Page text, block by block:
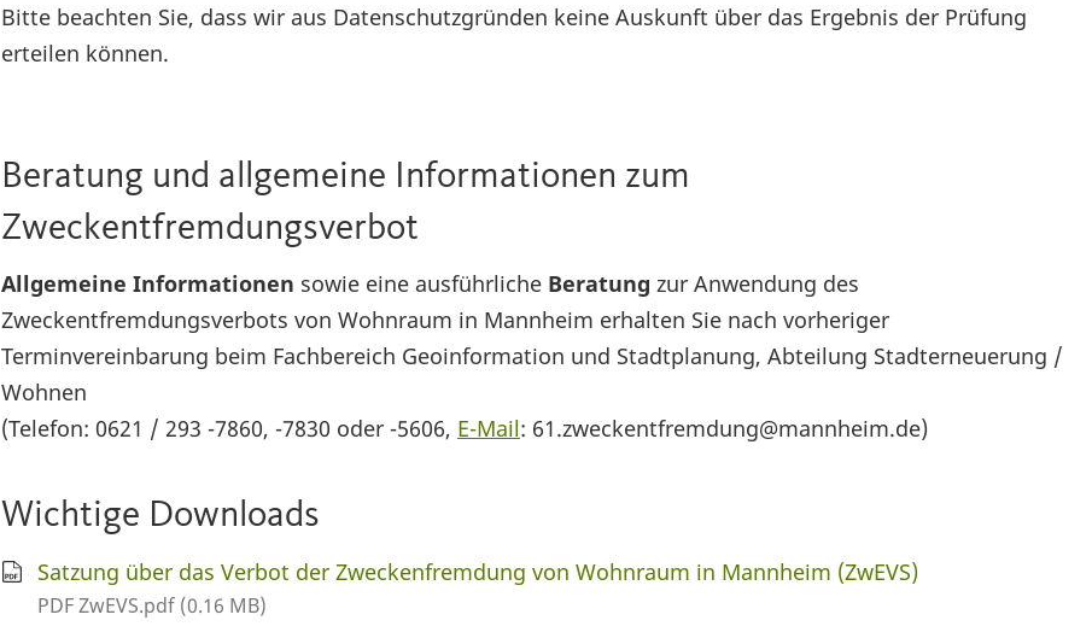
Bitte beachten Sie, dass wir aus Datenschutzgründen keine Auskunft über das Ergebnis der Prüfung
erteilen können.
Beratung und allgemeine Informationen zum
Zweckentfremdungsverbot
Allgemeine Informationen sowie eine ausführliche Beratung zur Anwendung des
Zweckentfremdungsverbots von Wohnraum in Mannheim erhalten Sie nach vorheriger
Terminvereinbarung beim Fachbereich Geoinformation und Stadtplanung, Abteilung Stadterneuerung /
Wohnen
(Telefon: 0621 / 293 -7860, -7830 oder -5606, E-Mail: 61.zweckentfremdung@mannheim.de)
Wichtige Downloads
Satzung über das Verbot der Zweckenfremdung von Wohnraum in Mannheim (ZwEVS)
PDF ZwEVS.pdf (0.16 MB)